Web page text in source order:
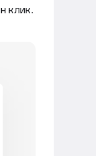
клик.